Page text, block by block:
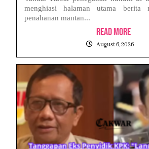
menghiasi halaman utama berita
penahanan mantan...
Read More
August 6, 2026